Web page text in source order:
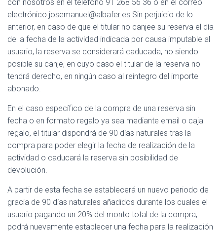
con nosotros en el teléfono 91 268 56 36 o en el correo
electrónico josemanuel@albafer.es Sin perjuicio de lo
anterior, en caso de que el titular no canjee su reserva el día
de la fecha de la actividad indicada por causa imputable al
usuario, la reserva se considerará caducada, no siendo
posible su canje, en cuyo caso el titular de la reserva no
tendrá derecho, en ningún caso al reintegro del importe
abonado.
En el caso específico de la compra de una reserva sin
fecha o en formato regalo ya sea mediante email o caja
regalo, el titular dispondrá de 90 días naturales tras la
compra para poder elegir la fecha de realización de la
actividad o caducará la reserva sin posibilidad de
devolución.
A partir de esta fecha se establecerá un nuevo periodo de
gracia de 90 días naturales añadidos durante los cuales el
usuario pagando un 20% del monto total de la compra,
podrá nuevamente establecer una fecha para la realización